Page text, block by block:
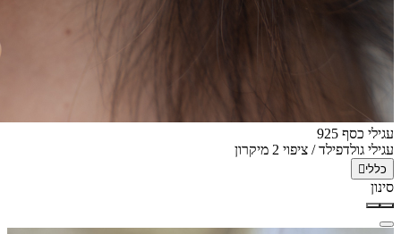
עגילי כסף 925
עגילי גולדפילד / ציפוי 2 מיקרון
כללי
סינון